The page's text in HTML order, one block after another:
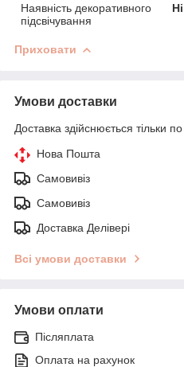
Наявність декоративного
підсвічування
Ні
Приховати
Умови доставки
Доставка здійснюється тільки
Нова Пошта
Самовивіз
Самовивіз
Доставка Делівері
Всі умови доставки
Умови оплати
Післяплата
Оплата на рахунок